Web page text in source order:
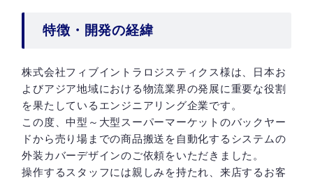
特徴・開発の経緯
株式会社フィブイントラロジスティクス様は、日本お
よびアジア地域における物流業界の発展に重要な役割
を果たしているエンジニアリング企業です。
この度、中型～大型スーパーマーケットのバックヤー
ドから売り場までの商品搬送を自動化するシステムの
外装カバーデザインのご依頼をいただきました。
操作するスタッフには親しみを持たれ、来店するお客